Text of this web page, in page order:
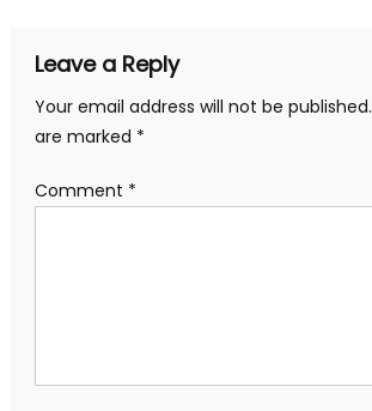
Leave a Reply
Your email address will not be published.
are marked *
Comment *